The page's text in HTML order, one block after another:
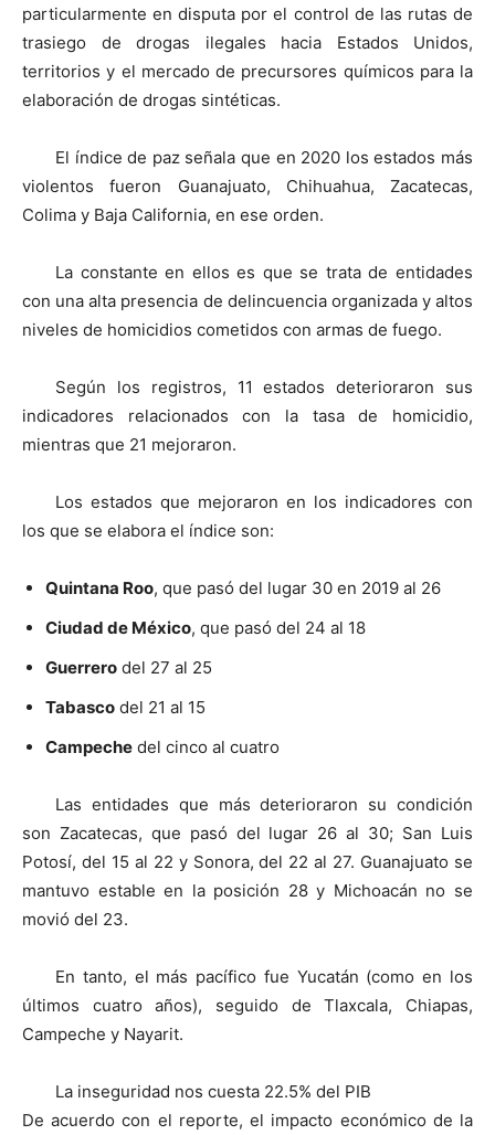
particularmente en disputa por el control de las rutas de
trasiego de drogas ilegales hacia Estados Unidos,
territorios y el mercado de precursores químicos para la
elaboración de drogas sintéticas.
El índice de paz señala que en 2020 los estados más
violentos fueron Guanajuato, Chihuahua, Zacatecas,
Colima y Baja California, en ese orden.
La constante en ellos es que se trata de entidades
con una alta presencia de delincuencia organizada y altos
niveles de homicidios cometidos con armas de fuego.
Según los registros, 11 estados deterioraron sus
indicadores relacionados con la tasa de homicidio,
mientras que 21 mejoraron.
Los estados que mejoraron en los indicadores con
los que se elabora el índice son:
Quintana Roo, que pasó del lugar 30 en 2019 al 26
Ciudad de México, que pasó del 24 al 18
Guerrero del 27 al 25
Tabasco del 21 al 15
Campeche del cinco al cuatro
Las entidades que más deterioraron su condición
son Zacatecas, que pasó del lugar 26 al 30; San Luis
Potosí, del 15 al 22 y Sonora, del 22 al 27. Guanajuato se
mantuvo estable en la posición 28 y Michoacán no se
movió del 23.
En tanto, el más pacífico fue Yucatán (como en los
últimos cuatro años), seguido de Tlaxcala, Chiapas,
Campeche y Nayarit.
La inseguridad nos cuesta 22.5% del PIB
De acuerdo con el reporte, el impacto económico de la